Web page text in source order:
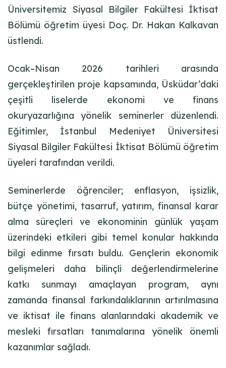
Üniversitemiz Siyasal Bilgiler Fakültesi İktisat
Bölümü öğretim üyesi Doç. Dr. Hakan Kalkavan
üstlendi.
Ocak–Nisan 2026 tarihleri arasında
gerçekleştirilen proje kapsamında, Üsküdar’daki
çeşitli liselerde ekonomi ve finans
okuryazarlığına yönelik seminerler düzenlendi.
Eğitimler, İstanbul Medeniyet Üniversitesi
Siyasal Bilgiler Fakültesi İktisat Bölümü öğretim
üyeleri tarafından verildi.
Seminerlerde öğrenciler; enflasyon, işsizlik,
bütçe yönetimi, tasarruf, yatırım, finansal karar
alma süreçleri ve ekonominin günlük yaşam
üzerindeki etkileri gibi temel konular hakkında
bilgi edinme fırsatı buldu. Gençlerin ekonomik
gelişmeleri daha bilinçli değerlendirmelerine
katkı sunmayı amaçlayan program, aynı
zamanda finansal farkındalıklarının artırılmasına
ve iktisat ile finans alanlarındaki akademik ve
mesleki fırsatları tanımalarına yönelik önemli
kazanımlar sağladı.